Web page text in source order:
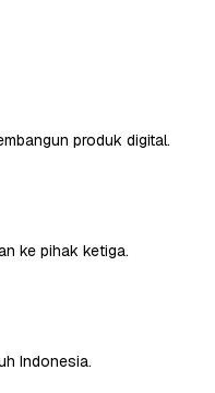
produk digital.
ke pihak ketiga.
Indonesia.